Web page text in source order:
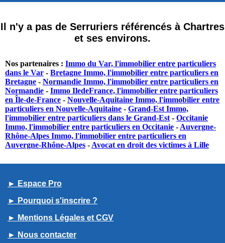
Il n'y a pas de Serruriers référencés à Chartres
et ses environs.
Nos partenaires : Immo du Var, l'immobilier entre particuliers
dans le Var - Bretagne Immo, l'immobilier entre particuliers en
Bretagne - Normandie Immo, l'immobilier entre particuliers en
Normandie - Immo IledeFrance, l'immobilier entre particuliers
en Île-de-France - Nouvelle-Aquitaine Immo, l'immobilier entre
particuliers en Nouvelle-Aquitaine - Grand-Est Immo,
l'immobilier entre particuliers dans le Grand-Est - Occitanie
Immo, l'immobilier entre particuliers en Occitanie - Auvergne-
Rhône-Alpes Immo, l'immobilier entre particuliers en
Auvergne-Rhône-Alpes - Avocat en droit des victimes à Lille
► Espace Pro
► Pourquoi s'inscrire ?
► Mentions Légales et CGV
► Nous contacter